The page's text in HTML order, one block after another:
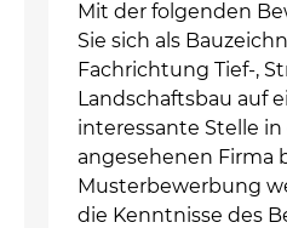
Mit der folgenden
Sie sich als
Fachrichtung Tief-,
Landschaftsbau auf
interessante Stelle in
angesehenen Firma
Musterbewerbung
die Kenntnisse des